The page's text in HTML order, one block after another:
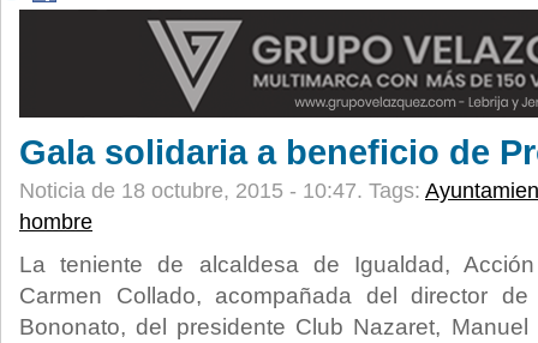
Gala solidaria a beneficio de
Noticia de 18 octubre, 2015 - 10:47. Tags:
hombre
La teniente de alcaldesa de Igualdad,
Carmen Collado, acompañada del director
Bononato, del presidente Club Nazaret,